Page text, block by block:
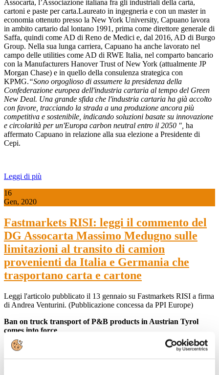
Assocarta, l’Associazione italiana fra gli industriali della carta,
cartoni e paste per carta.Laureato in ingegneria e con un master in
economia ottenuto presso la New York University, Capuano lavora
in ambito cartario dal lontano 1991, prima come direttore generale di
Saffa, quindi come AD di Reno de Medici e, dal 2016, AD di Burgo
Group. Nella sua lunga carriera, Capuano ha anche lavorato nel
campo delle utilities come AD di RWE Italia, nel comparto bancario
con la Manufacturers Hanover Trust of New York (attualmente JP
Morgan Chase) e in quello della consulenza strategica con
KPMG.“Sono orgoglioso di assumere la presidenza della
Confederazione europea dell'industria cartaria al tempo del Green
New Deal. Una grande sfida che l'industria cartaria ha già accolto
con favore, tracciando la strada a una produzione ancora più
competitiva e sostenibile, indicando soluzioni basate su innovazione
e circolarità per un'Europa carbon neutral entro il 2050 ", ha
affermato Capuano in relazione alla sua elezione a Presidente di
Cepi.
Leggi di più
16
Gen, 2020
Fastmarkets RISI: leggi il commento del
DG Assocarta Massimo Medugno sulle
limitazioni al transito di camion
provenienti da Italia e Germania che
trasportano carta e cartone
Leggi l'articolo pubblicato il 13 gennaio su Fastmarkets RISI a firma
di Andrea Venturini. (Pubblicazione concessa da PPI Europe)
Ban on truck transport of P&B products in Austrian Tyrol
comes into force
BRUSSELS, Jan. 13, 2020 (Fastmarkets RISI) - A law approved by